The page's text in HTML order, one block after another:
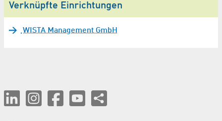
Verknüpfte Einrichtungen
WISTA Management GmbH